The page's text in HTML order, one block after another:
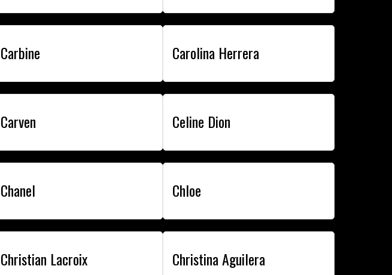
Carbine Carolina Herrera
Carven Celine Dion
Chanel Chloe
Christian Lacroix Christina Aguilera